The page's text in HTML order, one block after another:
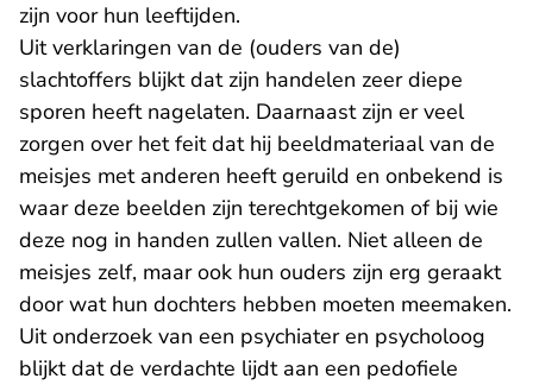
zijn voor hun leeftijden.
Uit verklaringen van de (ouders van de)
slachtoffers blijkt dat zijn handelen zeer diepe
sporen heeft nagelaten. Daarnaast zijn er veel
zorgen over het feit dat hij beeldmateriaal van de
meisjes met anderen heeft geruild en onbekend is
waar deze beelden zijn terechtgekomen of bij wie
deze nog in handen zullen vallen. Niet alleen de
meisjes zelf, maar ook hun ouders zijn erg geraakt
door wat hun dochters hebben moeten meemaken.
Uit onderzoek van een psychiater en psycholoog
blijkt dat de verdachte lijdt aan een pedofiele